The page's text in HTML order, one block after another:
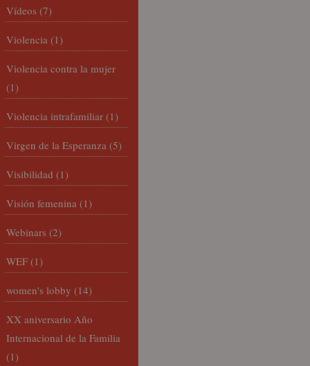
Vídeos (7)
Violencia (1)
Violencia contra la mujer
(1)
Violencia intrafamiliar (1)
Virgen de la Esperanza (5)
Visibilidad (1)
Visión femenina (1)
Webinars (2)
WEF (1)
women's lobby (14)
XX aniversario Año
Internacional de la Familia
(1)